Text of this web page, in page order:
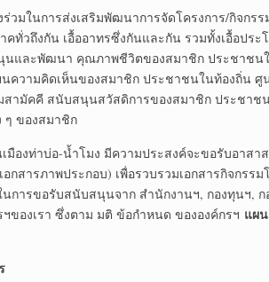
วมในการส่งเสริมพัฒนาการจัดโครงการ/กิจกร
คทั่วถึงกัน เอื้ออาทรซึ่งกันและกัน รวมทั้งเอื้อป
นและพัฒนา คุณภาพชีวิตของสมาชิก ประชาชน
ความคิดเห็นของสมาชิก ประชาชนในท้องถิ่น
สามัคคี สนับสนุนสวัสดิการของสมาชิก ประชา
ๆ ของสมาชิก
องท่าบ่อ-น้ำโมง มีความประสงค์จะขอรับอาสา
กสารภาพประกอบ) เพื่อรวบรวมเอกสารกิจกรร
นการขอรับสนับสนุนจาก สำนักงานฯ, กองทุนฯ,
ของเรา ซึ่งตาม มติ ข้อกำหนด ขององค์กรฯ แผ